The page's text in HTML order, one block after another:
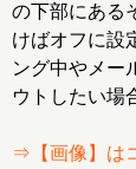
の下部にある
けばオフに設
ング中やメー
ウトしたい場
⇒【画像】は